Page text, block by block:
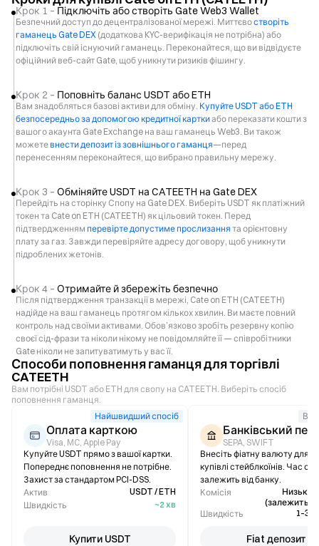
Крок 1 – Підключіть або створіть Gate Web3 Wallet
Безпечний доступ до децентралізованої мережі. Миттєвостворіть
гаманець Gate DEX (додаткова KYC-верифікація не потрібна) або
підключіть свій існуючий гаманець. Переконайтеся, що ви відвідуєте
офіційний веб-сайт Gate, щоб уникнути ризиків фішингу.
Крок 2 – Поповніть баланс USDT або ETH
Вам знадобляться базові активи для обміну. Купуйте USDT або ETH
безпосередньо за допомогою кредитної карткиабо переказати кошти з
вашого акаунта Gate Exchange на ваш гаманець Web3. Ви також
можете внести депозит із зовнішнього гаманця—перед
перенесенням переконайтеся, що вибрано правильну мережу.
Крок 3 – Обміняйте USDT на CATEETH на Gate DEX
Перейдіть на сторінку Спопу на Gate DEX. Виберіть USDT як платіжний
токен та Cate on ETH (CATEETH) як цільовий токен. Перед
підтвердженням перевірте допустиме прослизання та орієнтовну
плату за газ. Завжди перевіряйте адресу договору, щоб уникнути
підроблених жетонів.
Крок 4 – Отримайте й збережіть безпечно
Після підтвердження транзакції в мережі, Cate on ETH (CATEETH)
надійде на ваш гаманець протягом кількох хвилин. Ви маєте повний
контроль над своїми активами. Обов’язково зробіть резервну копію
своєї сід-фрази та ніколи нікому не повідомляйте її — співробітники
Gate ніколи не запитуватимуть у вас її.
Способи поповнення гаманця для торгівлі
CATEETH
Вам потрібні USDT або ETH для свопу на CATEETH. Виберіть спосіб
поповнення гаманця.
Найшвидший спосіб
Оплата карткою
Visa, MC, Apple Pay
Купуйте USDT прямо з вашої картки.
Попереднє поповнення не потрібне.
Захист за стандартом PCI-DSS.
Актив
USDT / ETH
Швидкість
~2 хв
Купити USDT
Банківський
SEPA, SWIFT
Внесіть фіатну валюту для
купівлі стейблкоїнів. Час
залежить від банку.
Комісія
Низька /
(залежить
Швидкість
1–3
Fiat депозит